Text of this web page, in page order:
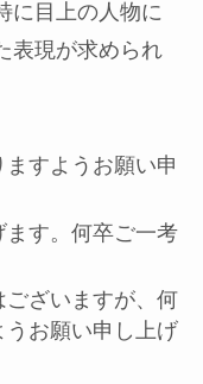
に目上の人物に
表現が求められ
ますようお願い申
ます。何卒ご一考
ございますが、何
お願い申し上げ